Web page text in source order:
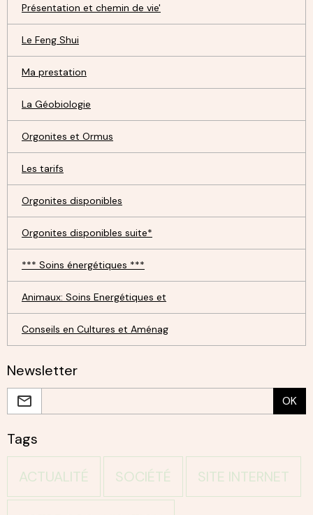
Présentation et chemin de vie'
Le Feng Shui
Ma prestation
La Géobiologie
Orgonites et Ormus
Les tarifs
Orgonites disponibles
Orgonites disponibles suite*
*** Soins énergétiques ***
Animaux: Soins Energétiques et
Conseils en Cultures et Aménag
Newsletter
OK
Tags
ACTUALITÉ SOCIÉTÉ SITE INTERNET